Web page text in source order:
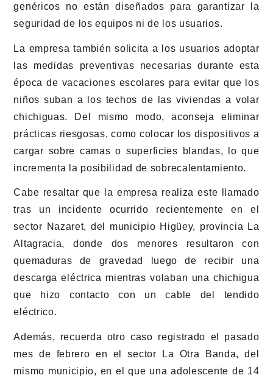
genéricos no están diseñados para garantizar la
seguridad de los equipos ni de los usuarios.
La empresa también solicita a los usuarios adoptar
las medidas preventivas necesarias durante esta
época de vacaciones escolares para evitar que los
niños suban a los techos de las viviendas a volar
chichiguas. Del mismo modo, aconseja eliminar
prácticas riesgosas, como colocar los dispositivos a
cargar sobre camas o superficies blandas, lo que
incrementa la posibilidad de sobrecalentamiento.
Cabe resaltar que la empresa realiza este llamado
tras un incidente ocurrido recientemente en el
sector Nazaret, del municipio Higüey, provincia La
Altagracia, donde dos menores resultaron con
quemaduras de gravedad luego de recibir una
descarga eléctrica mientras volaban una chichigua
que hizo contacto con un cable del tendido
eléctrico.
Además, recuerda otro caso registrado el pasado
mes de febrero en el sector La Otra Banda, del
mismo municipio, en el que una adolescente de 14